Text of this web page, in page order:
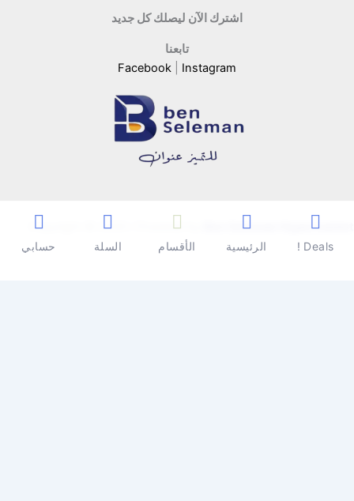
اشترك الآن ليصلك كل جديد
تابعنا
Facebook
Instagram
Copyright © 2026 | Powered by Ben Seleman Hypermarket
Deals ! الرئيسية الأقسام السلة حسابي